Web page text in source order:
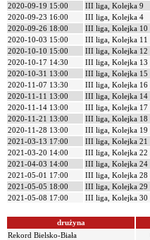
2020-09-19 15:00
III liga, Kolejka 9
2020-09-23 16:00
III liga, Kolejka 4
2020-09-26 18:00
III liga, Kolejka 10
2020-10-03 15:00
III liga, Kolejka 11
2020-10-10 15:00
III liga, Kolejka 12
2020-10-17 14:30
III liga, Kolejka 13
2020-10-31 13:00
III liga, Kolejka 15
2020-11-07 13:30
III liga, Kolejka 16
2020-11-11 13:00
III liga, Kolejka 14
2020-11-14 13:00
III liga, Kolejka 17
2020-11-21 13:00
III liga, Kolejka 18
2020-11-28 13:00
III liga, Kolejka 19
2021-03-13 17:00
III liga, Kolejka 21
2021-03-20 14:00
III liga, Kolejka 22
2021-04-03 14:00
III liga, Kolejka 24
2021-05-01 17:00
III liga, Kolejka 28
2021-05-05 18:00
III liga, Kolejka 29
2021-05-08 17:00
III liga, Kolejka 30
drużyna
Rekord Bielsko-Biała